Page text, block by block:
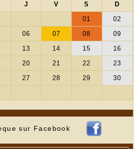
sur Facebook
des magnifiques vues au
Mercou